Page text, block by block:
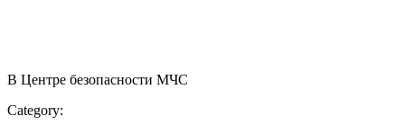
В Центре безопасности МЧС
Category: